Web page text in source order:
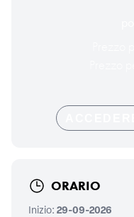
ORARIO
Inizio: 29-09-2026